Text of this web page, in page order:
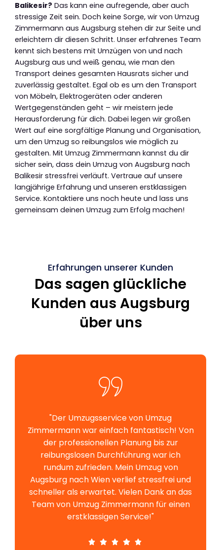
Balikesir? Das kann eine aufregende, aber auch
stressige Zeit sein. Doch keine Sorge, wir von Umzug
Zimmermann aus Augsburg stehen dir zur Seite und
erleichtern dir diesen Schritt. Unser erfahrenes Team
kennt sich bestens mit Umzügen von und nach
Augsburg aus und weiß genau, wie man den
Transport deines gesamten Hausrats sicher und
zuverlässig gestaltet. Egal ob es um den Transport
von Möbeln, Elektrogeräten oder anderen
Wertgegenständen geht – wir meistern jede
Herausforderung für dich. Dabei legen wir großen
Wert auf eine sorgfältige Planung und Organisation,
um den Umzug so reibungslos wie möglich zu
gestalten. Mit Umzug Zimmermann kannst du dir
sicher sein, dass dein Umzug von Augsburg nach
Balikesir stressfrei verläuft. Vertraue auf unsere
langjährige Erfahrung und unseren erstklassigen
Service. Kontaktiere uns noch heute und lass uns
gemeinsam deinen Umzug zum Erfolg machen!
Erfahrungen unserer Kunden
Das sagen glückliche
Kunden aus Augsburg
über uns
"Der Umzugsservice von Umzug
Zimmermann war einfach fantastisch! Von
der professionellen Planung bis zur
reibungslosen Durchführung war ich
rundum zufrieden. Mein Umzug von
Augsburg nach Wien verlief stressfrei und
schneller als erwartet. Vielen Dank an das
Team von Umzug Zimmermann für einen
erstklassigen Service!"